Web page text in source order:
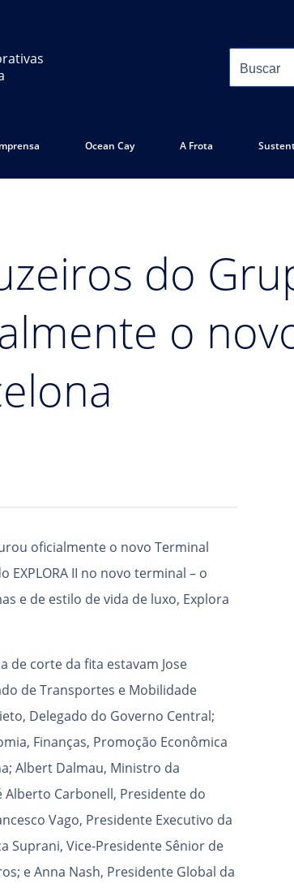
Ocean Cay A Frota
do
o
oficialmente o novo Terminal
EXPLORA II no novo terminal – o
e de estilo de vida de luxo, Explora
de corte da fita estavam Jose
de Transportes e Mobilidade
Delegado do Governo Central;
Finanças, Promoção Econômica
Albert Dalmau, Ministro da
Alberto Carbonell, Presidente do
Vago, Presidente Executivo da
Suprani, Vice-Presidente Sênior de
e Anna Nash, Presidente Global da